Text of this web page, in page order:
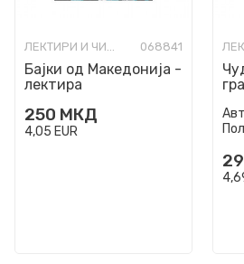
ЛЕКТИРИ И ЧИТАНКИ ЗА ОСНОВНО ОБРАЗОВАНИЕ 068841
Бајки од Македонија -
лектира
250 МКД
4,05 EUR